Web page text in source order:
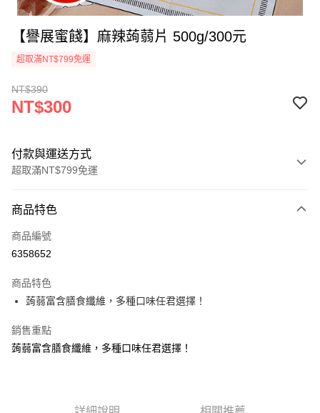
【譽展蜜餞】麻辣蒟蒻片 500g/300元
超取滿NT$799免運
NT$390
NT$300
付款與運送方式
超取滿NT$799免運
信用卡一次付款
超商取貨付款
Apple Pay
街口支付
悠遊付
商品特色
商品編號
6358652
商品特色
蒟蒻富含膳食纖維，多種口味任君選擇！
銷售重點
蒟蒻富含膳食纖維，多種口味任君選擇！